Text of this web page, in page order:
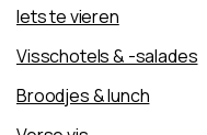
Iets te vieren
Visschotels & -salades
Broodjes & lunch